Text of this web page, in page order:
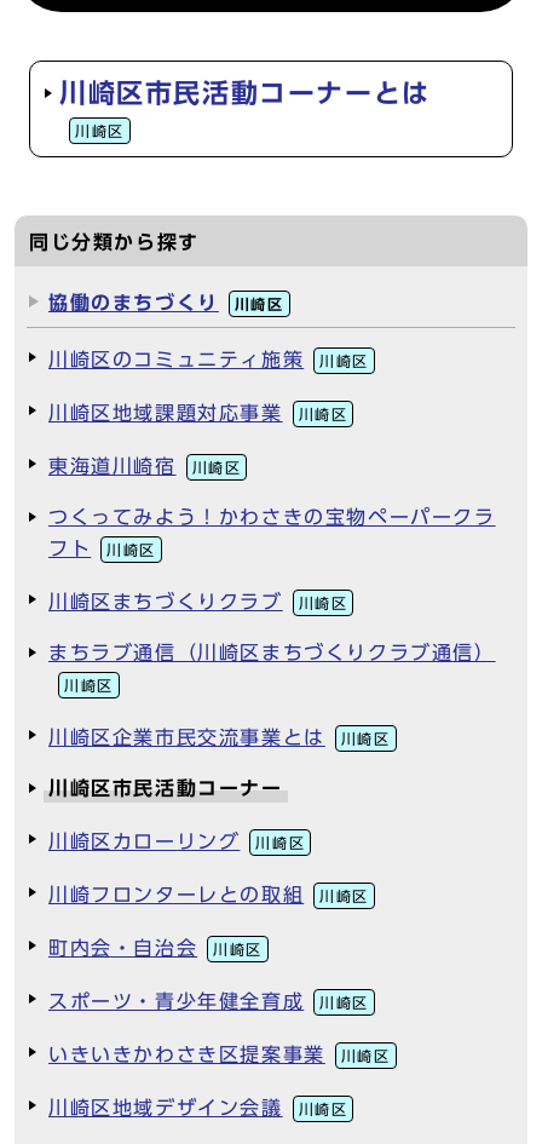
川崎区市民活動コーナーとは
川崎区
同じ分類から探す
協働のまちづくり 川崎区
川崎区のコミュニティ施策 川崎区
川崎区地域課題対応事業 川崎区
東海道川崎宿 川崎区
つくってみよう！かわさきの宝物ペーパークラ
フト
川崎区
川崎区まちづくりクラブ 川崎区
まちラブ通信（川崎区まちづくりクラブ通信）
川崎区
川崎区企業市民交流事業とは 川崎区
川崎区市民活動コーナー
川崎区カローリング 川崎区
川崎フロンターレとの取組 川崎区
町内会・自治会 川崎区
スポーツ・青少年健全育成 川崎区
いきいきかわさき区提案事業 川崎区
川崎区地域デザイン会議 川崎区